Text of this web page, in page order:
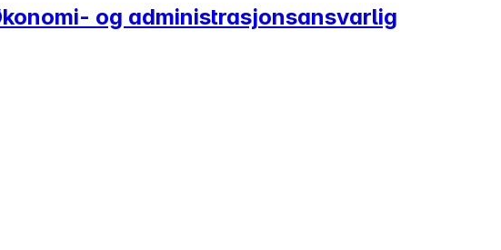
og administrasjonsansvarlig